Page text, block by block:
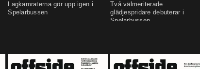
Lagkamraterna gör upp igen i
Spelarbussen
Två välmeriterade
glädjespridare debuterar i
Spelarbussen